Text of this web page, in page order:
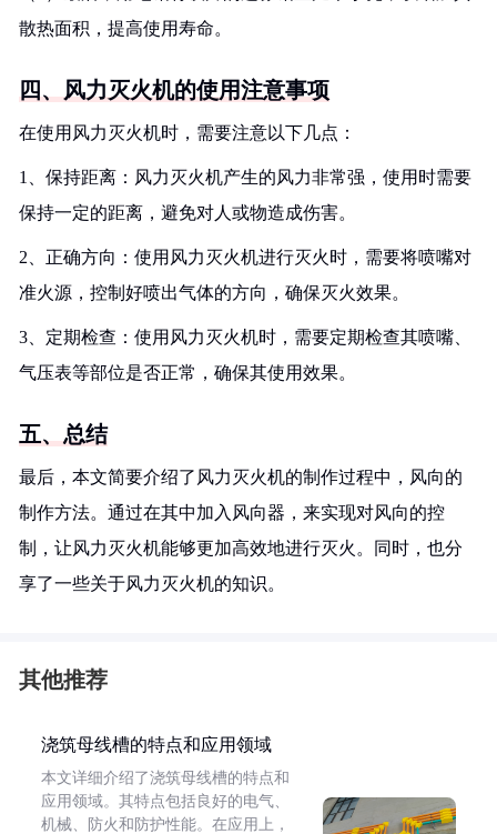
散热面积，提高使用寿命。
四、风力灭火机的使用注意事项
在使用风力灭火机时，需要注意以下几点：
1、保持距离：风力灭火机产生的风力非常强，使用时需要
保持一定的距离，避免对人或物造成伤害。
2、正确方向：使用风力灭火机进行灭火时，需要将喷嘴对
准火源，控制好喷出气体的方向，确保灭火效果。
3、定期检查：使用风力灭火机时，需要定期检查其喷嘴、
气压表等部位是否正常，确保其使用效果。
五、总结
最后，本文简要介绍了风力灭火机的制作过程中，风向的
制作方法。通过在其中加入风向器，来实现对风向的控
制，让风力灭火机能够更加高效地进行灭火。同时，也分
享了一些关于风力灭火机的知识。
其他推荐
浇筑母线槽的特点和应用领域
本文详细介绍了浇筑母线槽的特点和
应用领域。其特点包括良好的电气、
机械、防火和防护性能。在应用上，